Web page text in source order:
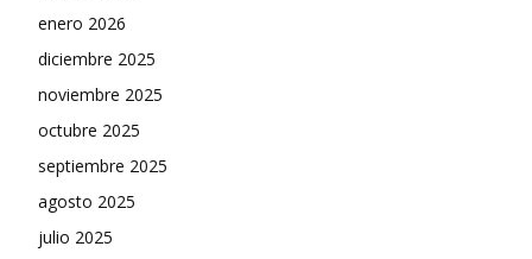
enero 2026
diciembre 2025
noviembre 2025
octubre 2025
septiembre 2025
agosto 2025
julio 2025